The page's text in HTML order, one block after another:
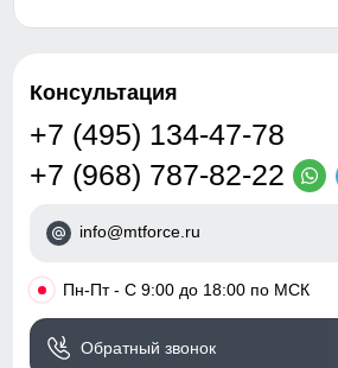
Консультация
+7 (495) 134-47-78
+7 (968) 787-82-22
info@mtforce.ru
• Пн-Пт - С 9:00 до 18:00 по МСК
Обратный звонок